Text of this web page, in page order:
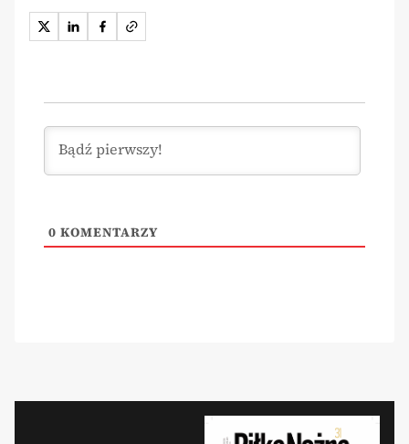
0 KOMENTARZY